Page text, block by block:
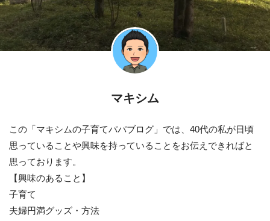
マキシム
この「マキシムの子育てパパブログ」では、40代の私が日頃
思っていることや興味を持っていることをお伝えできればと
思っております。
【興味のあること】
子育て
夫婦円満グッズ・方法